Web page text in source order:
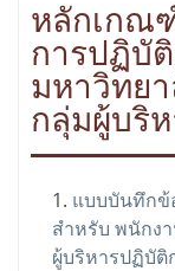
หลักเกณ
การปฏิบั
มหาวิทย
กลุ่มผู้บริ
แบบบันทึกข้
สำหรับ พนักง
ผู้บริหารปฏิบัติ